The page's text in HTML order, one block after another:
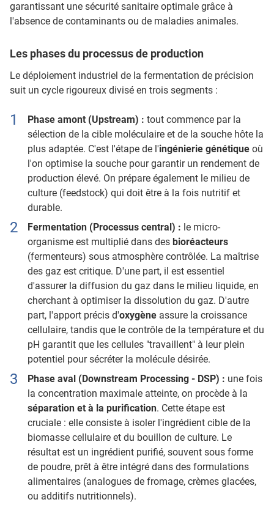
garantissant une sécurité sanitaire optimale grâce à
l'absence de contaminants ou de maladies animales.
Les phases du processus de production
Le déploiement industriel de la fermentation de précision
suit un cycle rigoureux divisé en trois segments :
Phase amont (Upstream) : tout commence par la
sélection de la cible moléculaire et de la souche hôte la
plus adaptée. C'est l'étape de l'ingénierie génétiqueoù
l'on optimise la souche pour garantir un rendement de
production élevé. On prépare également le milieu de
culture (feedstock) qui doit être à la fois nutritif et
durable.
Fermentation (Processus central) : le micro-
organisme est multiplié dans des bioréacteurs
(fermenteurs) sous atmosphère contrôlée. La maîtrise
des gaz est critique. D'une part, il est essentiel
d'assurer la diffusion du gaz dans le milieu liquide, en
cherchant à optimiser la dissolution du gaz. D'autre
part, l'apport précis d'oxygèneassure la croissance
cellulaire, tandis que le contrôle de la température et du
pH garantit que les cellules "travaillent" à leur plein
potentiel pour sécréter la molécule désirée.
Phase aval (Downstream Processing - DSP) : une fois
la concentration maximale atteinte, on procède à la
séparation et à la purification. Cette étape est
cruciale : elle consiste à isoler l'ingrédient cible de la
biomasse cellulaire et du bouillon de culture. Le
résultat est un ingrédient purifié, souvent sous forme
de poudre, prêt à être intégré dans des formulations
alimentaires (analogues de fromage, crèmes glacées,
ou additifs nutritionnels).